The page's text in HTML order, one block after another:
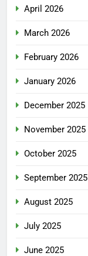
April 2026
March 2026
February 2026
January 2026
December 2025
November 2025
October 2025
September 2025
August 2025
July 2025
June 2025